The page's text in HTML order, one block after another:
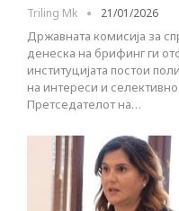
Triling Mk 21/01/2026
Државната комисија за
денеска на брифинг ги
институцијата постои
на интереси и
Претседателот на…